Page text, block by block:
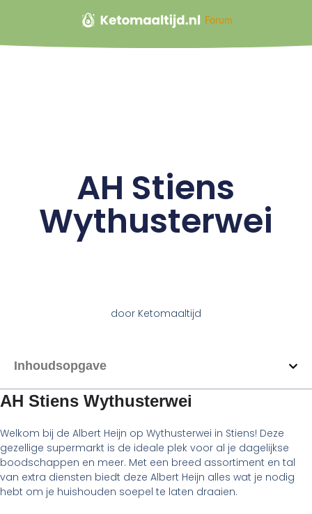
Forum
AH Stiens
Wythusterwei
doorKetomaaltijd
Inhoudsopgave
AH Stiens Wythusterwei
Welkom bij de Albert Heijn op Wythusterwei in Stiens! Deze
gezellige supermarkt is de ideale plek voor al je dagelijkse
boodschappen en meer. Met een breed assortiment en tal
van extra diensten biedt deze Albert Heijn alles wat je nodig
hebt om je huishouden soepel te laten draaien.